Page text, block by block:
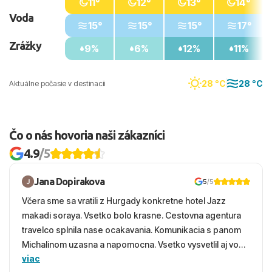
Aktuálne počasie v destinacii 28 °C 28 °C
Voda
Zrážky
11°
15°
9%
12°
15°
6%
13°
15°
12%
14°
17°
11%
Čo o nás hovoria naši zákazníci
4.9/5
Jana Dopirakova 5/5
Včera sme sa vratili z Hurgady konkretne hotel Jazz
makadi soraya. Vsetko bolo krasne. Cestovna agentura
travelco splnila nase ocakavania. Komunikacia s panom
Michalinom uzasna a napomocna. Vsetko vysvetlil aj vo
vecernych hodinach zaco sa ospravedlnujem. Hotel
viac